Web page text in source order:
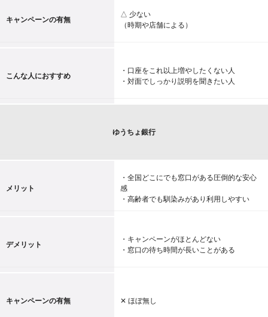
キャンペーンの有無
△ 少ない
（時期や店舗による）
こんな人におすすめ
・口座をこれ以上増やしたくない人
・対面でしっかり説明を聞きたい人
ゆうちょ銀行
メリット
・全国どこにでも窓口がある圧倒的な安心
感
・高齢者でも馴染みがあり利用しやすい
デメリット
・キャンペーンがほとんどない
・窓口の待ち時間が長いことがある
キャンペーンの有無 ✕ ほぼ無し